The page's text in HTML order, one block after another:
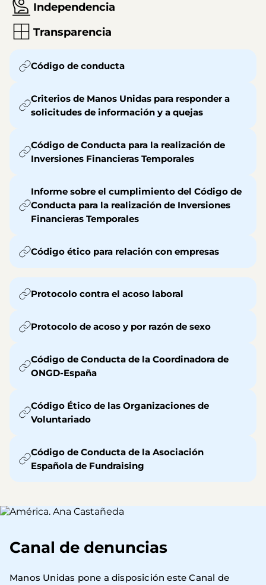
Independencia
Transparencia
Código de conducta
Criterios de Manos Unidas para responder a
solicitudes de información y a quejas
Código de Conducta para la realización de
Inversiones Financieras Temporales
Informe sobre el cumplimiento del Código de
Conducta para la realización de Inversiones
Financieras Temporales
Código ético para relación con empresas
Protocolo contra el acoso laboral
Protocolo de acoso y por razón de sexo
Código de Conducta de la Coordinadora de
ONGD-España
Código Ético de las Organizaciones de
Voluntariado
Código de Conducta de la Asociación
Española de Fundraising
Canal de denuncias
Manos Unidas pone a disposición este Canal de